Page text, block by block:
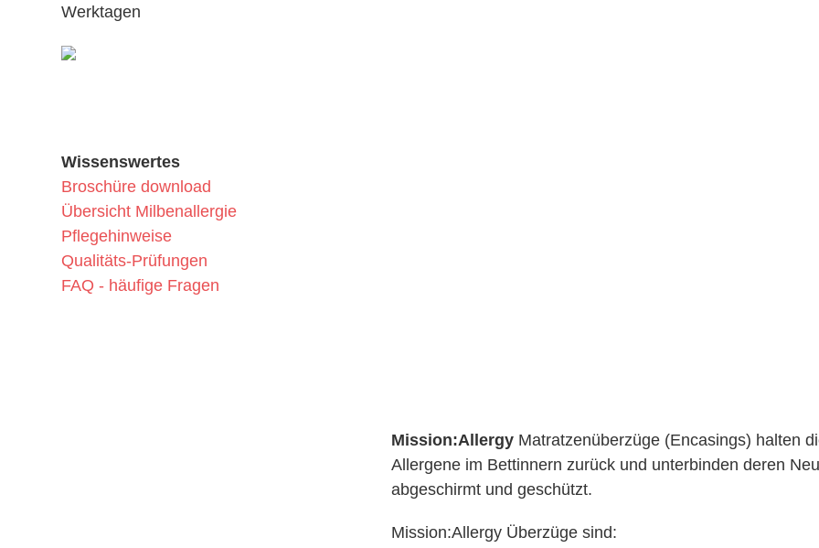
Mission:AllergyMatratzenüberzüge (Encasings) halten
Allergene im Bettinnern zurück und unterbinden deren
abgeschirmt und geschützt.
Mission:Allergy Überzüge sind:
Werktagen
Wissenswertes
Broschüre download
Übersicht Milbenallergie
Pflegehinweise
Qualitäts-Prüfungen
FAQ - häufige Fragen